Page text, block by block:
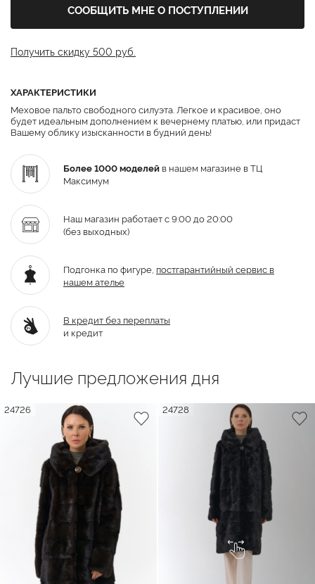
СООБЩИТЬ МНЕ О ПОСТУПЛЕНИИ
Получить скидку 500 руб.
ХАРАКТЕРИСТИКИ
Меховое пальто свободного силуэта. Легкое и красивое, оно
будет идеальным дополнением к вечернему платью, или придаст
Вашему облику изысканности в будний день!
Более 1000 моделей в нашем магазине в ТЦ
Максимум
Наш магазин работает с 9:00 до 20:00
(без выходных)
Подгонка по фигуре, постгарантийный сервис в
нашем ателье
В кредит без переплаты
и кредит
Лучшие предложения дня
24726 24728